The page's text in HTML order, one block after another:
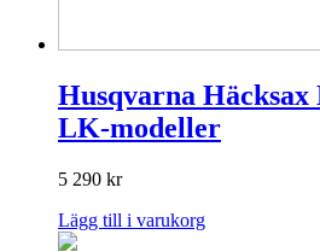
Husqvarna Häcksax
LK-modeller
5 290 kr
Lägg till i varukorg